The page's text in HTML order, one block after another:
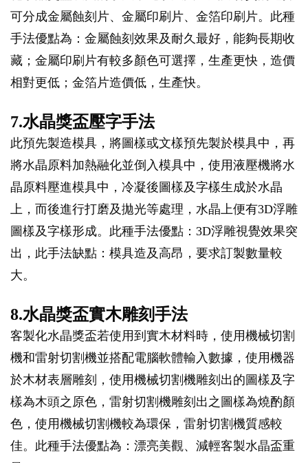
可分成金屬蝕刻片、金屬印刷片、金箔印刷片。此種
手法優點為：金屬蝕刻效果及耐久最好，能夠長期收
藏；金屬印刷片有較多顏色可選擇，生產更快，造價
相對更低；金箔片造價低，生產快。
7.水晶獎盃壓字手法
此預先製造模具，將圖樣或文樣預先製於模具中，再
將水晶原料加熱融化並倒入模具中，使用液壓機將水
晶原料壓進模具中，冷凝後圖樣及字樣生成於水晶
上，而後進行打磨及拋光等處理，水晶上便有3D浮雕
圖樣及字樣形成。此種手法優點：3D浮雕視覺效果突
出，此手法缺點：模具造及高昂，要求訂製數量較
大。
8.水晶獎盃實木雕刻手法
客製化水晶獎盃若使用到實木材料時，使用機械切割
機和雷射切割機並搭配電腦軟體輸入數據，使用機器
於木材表層雕刻，使用機械切割機雕刻出的圖樣及字
樣為木頭之原色，雷射切割機雕刻出之圖樣為燒酌顏
色，使用機械切割機較為環保，雷射切割機質感較
佳。此種手法優點為：漂亮美觀、減輕客製水晶盃重